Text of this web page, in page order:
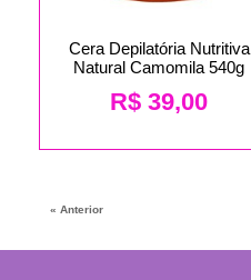
Cera Depilatória Nutritiva
Natural Camomila 540g
R$ 39,00
« Anterior